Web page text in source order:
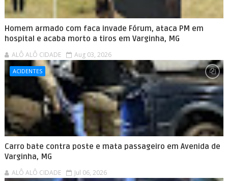
Homem armado com faca invade Fórum, ataca PM em
hospital e acaba morto a tiros em Varginha, MG
ALÔ ALÔ CIDADE Aug 03, 2026
ACIDENTES
Carro bate contra poste e mata passageiro em Avenida de
Varginha, MG
ALÔ ALÔ CIDADE Jul 06, 2026